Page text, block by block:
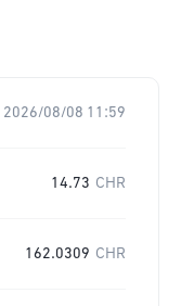
2026/08/08 11:59
14.73 CHR
162.0309 CHR